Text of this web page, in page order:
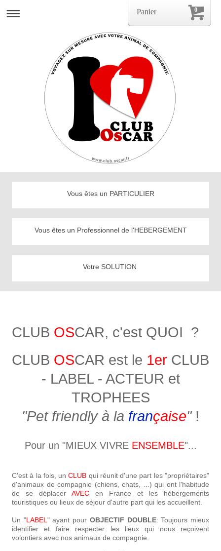
Vous êtes un PARTICULIER
Vous êtes un Professionnel de l'HEBERGEMENT
Votre SOLUTION
CLUB OSCAR, c'est QUOI ?
CLUB OSCAR est le 1er CLUB
- LABEL - ACTEUR et
TROPHEES
"Pet friendly à la française"!
Pour un "MIEUX VIVRE ENSEMBLE"...
C'est à la fois, un CLUB qui réunit d'une part les "propriétaires"
d'animaux de compagnie (chiens, chats, ...) qui ont l'habitude
de se déplacer
AVEC
en France et les hébergements
touristiques ou lieux de séjour d'autre part qui les accueillent.
Un "LABEL " ayant pour OBJECTIF DOUBLE: Toujours mieux
identifier et faire respecter les lieux qui nous reçoivent
volontiers avec nos animaux de compagnie.
0
Panier